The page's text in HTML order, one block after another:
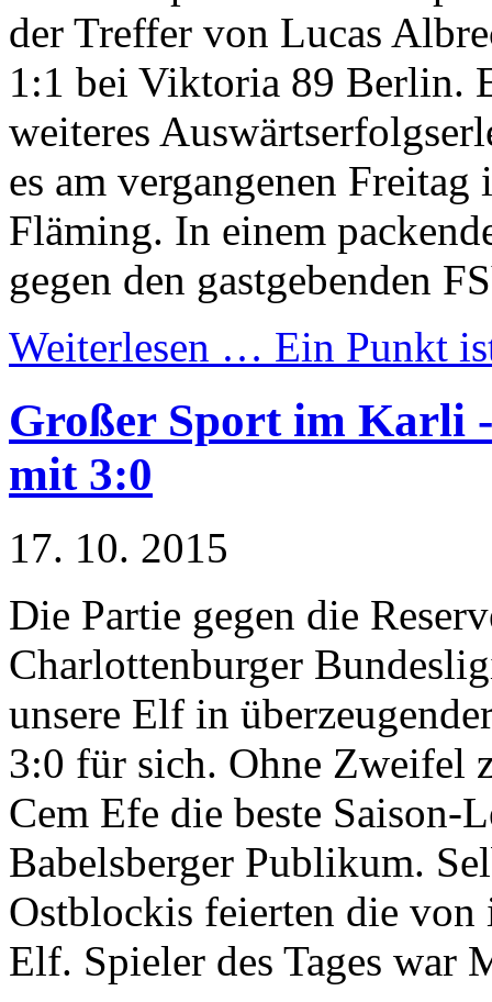
der Treffer von Lucas
1:1 bei Viktoria 89 Berlin.
weiteres
es am vergangenen Freitag
Fläming. In einem
gegen den gastgebenden
Weiterlesen … Ein Punkt
Großer Sport im Karli
mit 3:0
17. 10. 2015
Die Partie gegen die
Charlottenburger
unsere Elf in
3:0 für sich. Ohne Zweifel
Cem Efe die beste Saison-
Babelsberger Publikum.
Ostblockis feierten die
Elf. Spieler des Tages